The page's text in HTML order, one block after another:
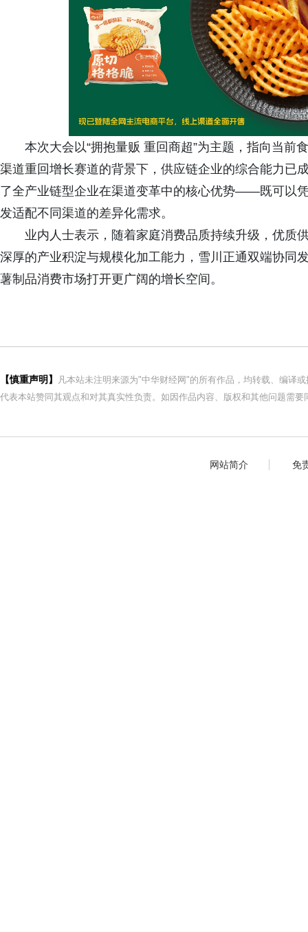
本次大会以“拥抱量贩 重回商超”为主题，指向当前
渠道重回增长赛道的背景下，供应链企业的综合能力已
了全产业链型企业在渠道变革中的核心优势——既可以
发适配不同渠道的差异化需求。
业内人士表示，随着家庭消费品质持续升级，优质
深厚的产业积淀与规模化加工能力，雪川正通双端协同
薯制品消费市场打开更广阔的增长空间。
【慎重声明】
凡本站未注明来源为"中华财经网"的所有作品，均转载、编译
代表本站赞同其观点和对其真实性负责。如因作品内容、版权和其他问题需
网站简介 免